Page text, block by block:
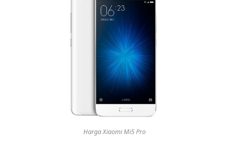
Harga Xiaomi Mi5 Pro